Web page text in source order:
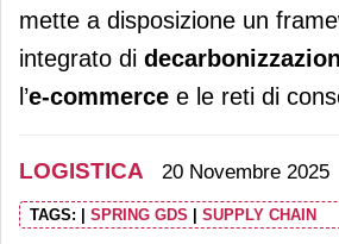
mette a disposizione un
integrato di
l’e-commerce e le reti di
LOGISTICA 20 Novembre 2025
TAGS: SPRING GDS SUPPLY CHAIN